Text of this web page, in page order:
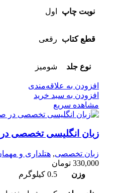
نوبت چاپ اول
قطع کتاب رقعی
نوع جلد شومیز
افزودن به علاقه‌مندی
افزودن به سبد خرید
مشاهده سریع
زبان انگلیسی تخصصی
زبان تخصصی, هتلداری و
330,000 تومان
وزن
0.5 کیلوگرم